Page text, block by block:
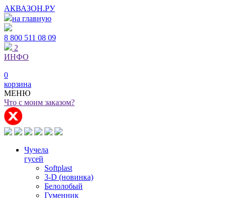
АКВАЗОН.РУ
на главную
8 800 511 08 09
2
ИНФО
0
корзина
МЕНЮ
Что с моим заказом?
Чучела
гусей
Softplast
3-D (новинка)
Белолобый
Гуменник